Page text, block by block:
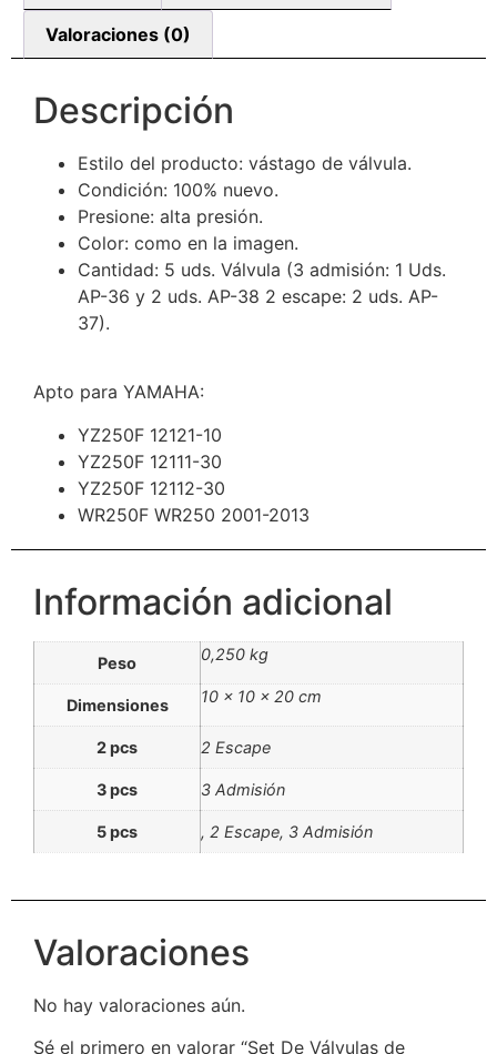
Valoraciones (0)
Descripción
Estilo del producto: vástago de válvula.
Condición: 100% nuevo.
Presione: alta presión.
Color: como en la imagen.
Cantidad: 5 uds. Válvula (3 admisión: 1 Uds.
AP-36 y 2 uds. AP-38 2 escape: 2 uds. AP-
37).
Apto para YAMAHA:
YZ250F 12121-10
YZ250F 12111-30
YZ250F 12112-30
WR250F WR250 2001-2013
Información adicional
Peso 0,250 kg
Dimensiones 10 × 10 × 20 cm
2 pcs ‎2 Escape
3 pcs ‎3 Admisión‎
5 pcs ‎, 2 Escape, 3 Admisión‎
Valoraciones
No hay valoraciones aún.
Sé el primero en valorar “Set De Válvulas de